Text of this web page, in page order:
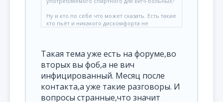
Ну и кто по себе что может сказать. Есть такие
кто пьёт и никакого дискомфорта не
Такая тема уже есть на форуме,во
вторых вы фоб,а не вич
инфицированный. Месяц после
контакта,а уже такие разговоры. И
вопросы странные,что значит